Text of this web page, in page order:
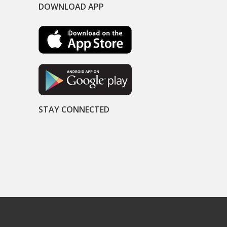
DOWNLOAD APP
STAY CONNECTED